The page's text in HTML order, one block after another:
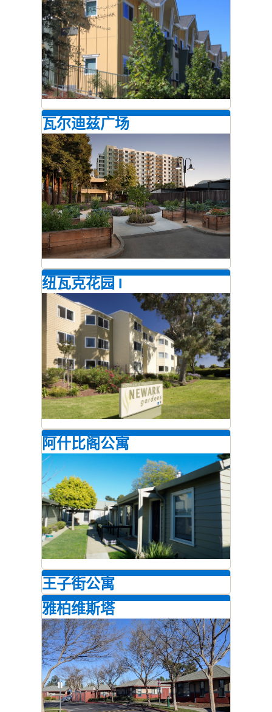
瓦尔迪兹广场
纽瓦克花园 I
阿什比阁公寓
王子街公寓
雅柏维斯塔